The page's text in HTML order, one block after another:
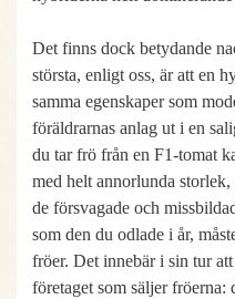
Det finns dock betydande
största, enligt oss, är att en
samma egenskaper som
föräldrarnas anlag ut i en
du tar frö från en F1-tomat
med helt annorlunda
de försvagade och
som den du odlade i år,
fröer. Det innebär i sin tur
företaget som säljer